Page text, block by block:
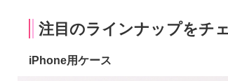
注目のラインナップをチ
iPhone用ケース